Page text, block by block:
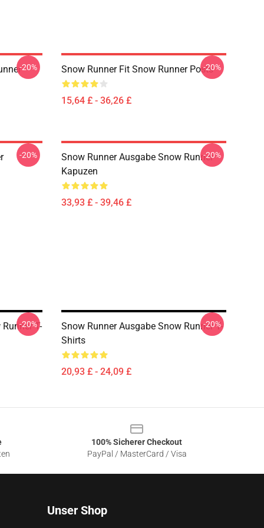
-20% Snow Runner Fit Snow Runner Posts
15,64 £ - 36,26 £
-20%
-20%
Snow Runner Ausgabe Snow Runner
Kapuzen
33,93 £ - 39,46 £
-20%
T-
-20%
Snow Runner Ausgabe Snow Runner T-
Shirts
20,93 £ - 24,09 £
-20%
100% Sicherer Checkout
PayPal / MasterCard / Visa
Unser Shop